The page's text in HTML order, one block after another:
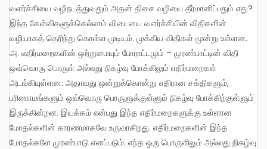
வளர்ச்சியை வழிநடத்துவதும் அதன் திசை வழியை தீர்மானிப்பதும் எது?
இந்த கேள்விகளுக்கெல்லாம் விடையை வளர்ச்சியின் விதிகளின்
வழியாகத் தெரிந்து கொள்ள முடியும். முக்கிய விதிகள் மூன்று உள்ளன.
அ. எதிர்மறைகளின் ஒற்றுமையும் போராட்டமும் – முரண்பாட்டின் விதி
ஒவ்வொரு பொருள் அல்லது நிகழ்வு போக்கிலும் எதிர்மறைகள்
அடங்கியுள்ளன. அதாவது ஒன்றுக்கொன்று எதிரான சக்திகளும்,
பரிணாமங்களும் ஒவ்வொரு பொருளுக்குள்ளும் நிகழ்வு போக்கிற்குள்ளும்
இருக்கின்றன. இயக்கம் என்பது இந்த எதிர்மறைகளுக்கு உள்ளான
மோதல்களின் காரணமாகவே உருவாகிறது. எதிர்மறைகளின் இந்த
மோதல்களே முரண்பாடு எனப்படும். எந்த ஒரு பொருளிலும் அல்லது நிகழ்வு